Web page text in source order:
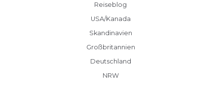
Reiseblog
USA/Kanada
Skandinavien
Großbritannien
Deutschland
NRW